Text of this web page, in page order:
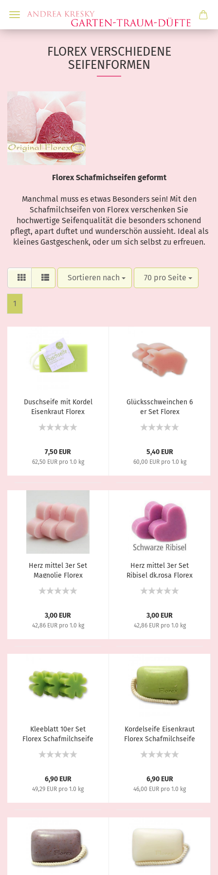
FLOREX VERSCHIEDENE
SEIFENFORMEN
Florex Schafmichseifen geformt
Manchmal muss es etwas Besonders sein! Mit den
Schafmilchseifen von Florex verschenken Sie
hochwertige Seifenqualität die besonders schonend
pflegt, apart duftet und wunderschön aussieht. Ideal als
kleines Gastgeschenk, oder um sich selbst zu erfreuen.
Sortieren nach 70 pro Seite
1
Duschseife mit Kordel
Eisenkraut Florex
7,50 EUR
62,50 EUR pro 1.0 kg
Glücksschweinchen 6
er Set Florex
Pfingstrose
5,40 EUR
60,00 EUR pro 1.0 kg
Herz mittel 3er Set
Magnolie Florex
3,00 EUR
42,86 EUR pro 1.0 kg
Herz mittel 3er Set
Ribisel dk.rosa Florex
3,00 EUR
42,86 EUR pro 1.0 kg
Kleeblatt 10er Set
Florex Schafmilchseife
6,90 EUR
49,29 EUR pro 1.0 kg
Kordelseife Eisenkraut
Florex Schafmilchseife
6,90 EUR
46,00 EUR pro 1.0 kg